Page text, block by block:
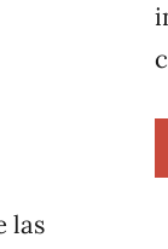
las